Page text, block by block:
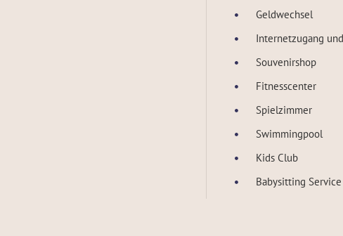
Geldwechsel
Internetzugang
Souvenirshop
Fitnesscenter
Spielzimmer
Swimmingpool
Kids Club
Babysitting Service